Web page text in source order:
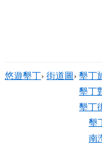
悠遊墾丁› 街道圖› 墾丁
墾丁
墾丁
墾
南